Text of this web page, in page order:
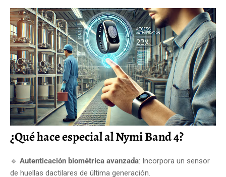
¿Qué hace especial al Nymi Band 4?
🔹 Autenticación biométrica avanzada: Incorpora un sensor
de huellas dactilares de última generación.